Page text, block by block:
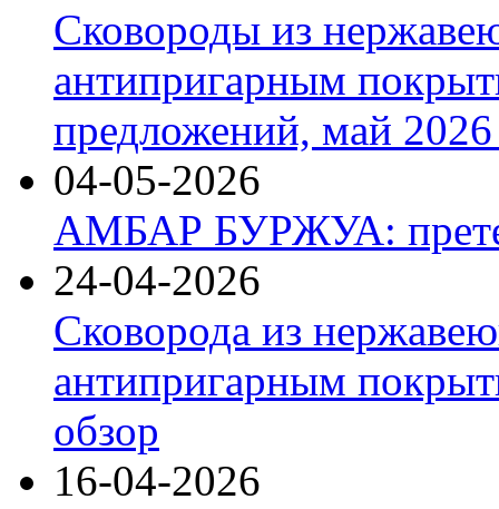
Сковороды из
антипригарным
предложений, май 2026
04-05-2026
АМБАР БУРЖУА:
24-04-2026
Сковорода из
антипригарным
обзор
16-04-2026